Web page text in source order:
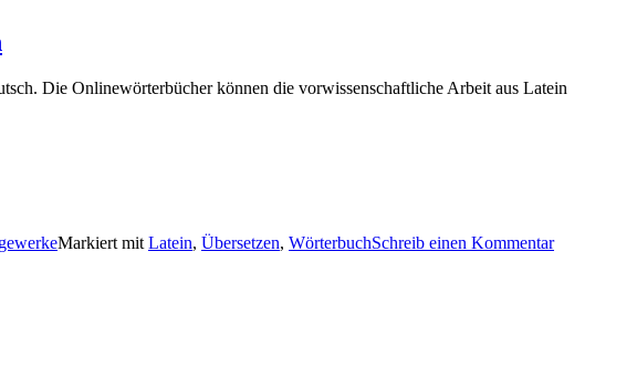
Die Onlinewörterbücher können die vorwissenschaftliche Arbeit aus Latein
Markiert mitLatein, Übersetzen, WörterbuchSchreib einen Kommentar